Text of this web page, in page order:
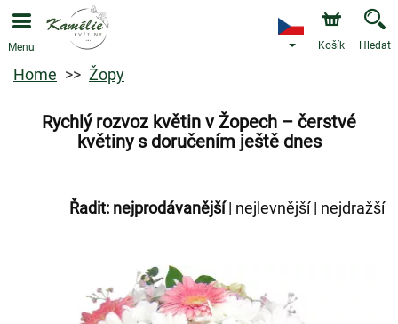
Menu Košík Hledat
Home Žopy
Rychlý rozvoz květin v Žopech – čerstvé
květiny s doručením ještě dnes
Řadit: nejprodávanější| nejlevnější| nejdražší